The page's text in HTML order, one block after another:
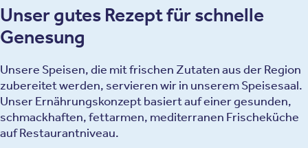
Unser gutes Rezept für schnelle
Genesung
Unsere Speisen, die mit frischen Zutaten aus der Region
zubereitet werden, servieren wir in unserem Speisesaal.
Unser Ernährungskonzept basiert auf einer gesunden,
schmackhaften, fettarmen, mediterranen Frischeküche
auf Restaurantniveau.